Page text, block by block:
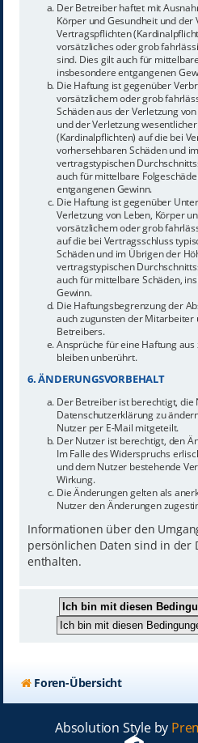
Der Betreiber haftet mit
Körper und Gesundheit und
Vertragspflichten
vorsätzliches oder grob
sind. Dies gilt auch für
insbesondere entgangenen
Die Haftung ist gegenüber
vorsätzlichem oder grob
Schäden aus der Verletzung
und der Verletzung
(Kardinalpflichten) auf die bei
vorhersehbaren Schäden und
vertragstypischen
auch für mittelbare
entgangenen Gewinn.
Die Haftung ist gegenüber
Verletzung von Leben, Körper
vorsätzlichem oder grob
auf die bei Vertragsschluss
Schäden und im Übrigen der
vertragstypischen
auch für mittelbare Schäden,
Gewinn.
Die Haftungsbegrenzung der
auch zugunsten der Mitarbeiter
Betreibers.
Ansprüche für eine Haftung
bleiben unberührt.
6. ÄNDERUNGSVORBEHALT
Der Betreiber ist berechtigt, die
Datenschutzerklärung zu
Nutzer per E-Mail mitgeteilt.
Der Nutzer ist berechtigt, den
Im Falle des Widerspruchs
und dem Nutzer bestehende
Wirkung.
Die Änderungen gelten als
Nutzer den Änderungen
Informationen über den
persönlichen Daten sind in der
enthalten.
Foren-Übersicht
Absolution Style by